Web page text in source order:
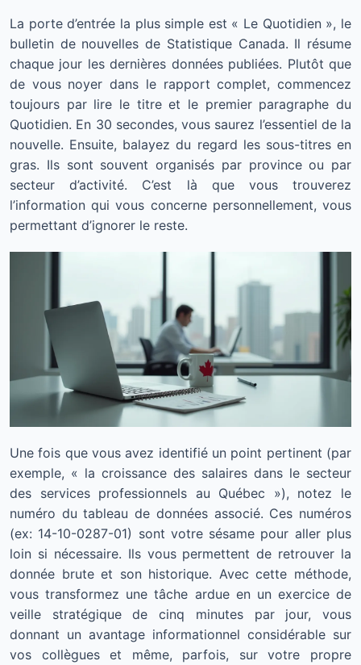
La porte d’entrée la plus simple est « Le Quotidien », le
bulletin de nouvelles de Statistique Canada. Il résume
chaque jour les dernières données publiées. Plutôt que
de vous noyer dans le rapport complet, commencez
toujours par lire le titre et le premier paragraphe du
Quotidien. En 30 secondes, vous saurez l’essentiel de la
nouvelle. Ensuite, balayez du regard les sous-titres en
gras. Ils sont souvent organisés par province ou par
secteur d’activité. C’est là que vous trouverez
l’information qui vous concerne personnellement, vous
permettant d’ignorer le reste.
Une fois que vous avez identifié un point pertinent (par
exemple, « la croissance des salaires dans le secteur
des services professionnels au Québec »), notez le
numéro du tableau de données associé. Ces numéros
(ex: 14-10-0287-01) sont votre sésame pour aller plus
loin si nécessaire. Ils vous permettent de retrouver la
donnée brute et son historique. Avec cette méthode,
vous transformez une tâche ardue en un exercice de
veille stratégique de cinq minutes par jour, vous
donnant un avantage informationnel considérable sur
vos collègues et même, parfois, sur votre propre